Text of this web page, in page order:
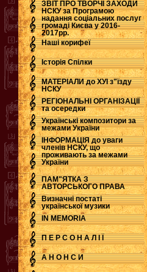
ЗВІТ ПРО ТВОРЧІ ЗАХОДИ
НСКУ за Програмою
надання соціальних послуг
громаді Києва у 2016-
2017рр.
.
Наші корифеї
Історія Спілки
МАТЕРІАЛИ до ХУІ з"їзду
НСКУ
РЕГІОНАЛЬНІ ОРГАНІЗАЦІЇ
та осередки
Українські композитори за
межами України
ІНФОРМАЦІЯ до уваги
членів НСКУ, що
проживають за межами
України
ПАМ"ЯТКА З
АВТОРСЬКОГО ПРАВА
Визначні постаті
української музики
IN MEMORIA
П Е Р С О Н А Л І Ї
А Н О Н С И